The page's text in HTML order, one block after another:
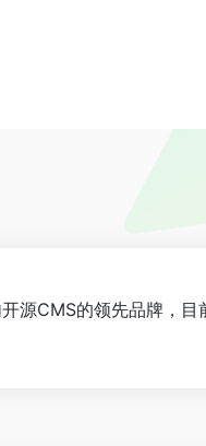
源CMS的领先品牌，目